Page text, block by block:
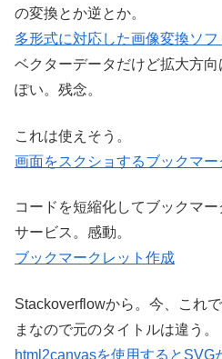
の変換とか逆とか。
多形式に対応した画像変換ソフ
ベクターデータだけど拡大方
ぽい。残念。
これは使えそう。
画面をスクショするブックマー
コードを短縮化してブックマ
サービス。感動。
ブックマークレット作成
Stackoverflowから。今、これ
まなので元のタイトルは違う。
html2canvasを使用するとSVG